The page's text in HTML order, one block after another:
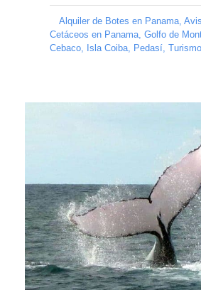
Alquiler de Botes en Panama,
Cetáceos en Panama, Golfo de
Cebaco, Isla Coiba, Pedasí,